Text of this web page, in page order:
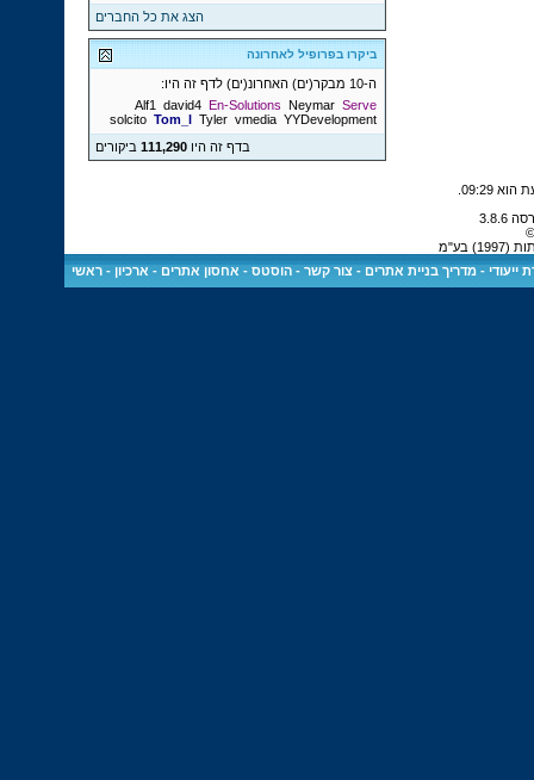
הצג את כל החברים
ביקרו בפרופיל לאחרונה
ה-10 מבקר(ים) האחרונ(ים) לדף זה היו:
Alf1
david4 En-Solutions Neymar Serve
solcito Tom_l Tyler vmedia YYDevelopment
בדף זה היו111,290 ביקורים
09:29
בע"מ
ייעודי -מדריך בניית אתרים -צור קשר -הוסטס - אחסון אתרים - ארכיון -ראשי